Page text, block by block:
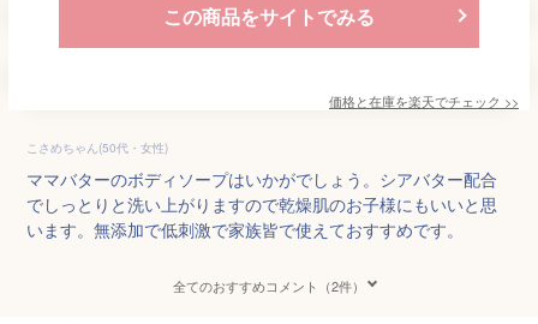
この商品をサイトでみる
価格と在庫を楽天でチェック >>
こさめちゃん(50代・女性)
ママバターのボディソープはいかがでしょう。シアバター配合
でしっとりと洗い上がりますので乾燥肌のお子様にもいいと思
います。無添加で低刺激で家族皆で使えておすすめです。
全てのおすすめコメント（2件）